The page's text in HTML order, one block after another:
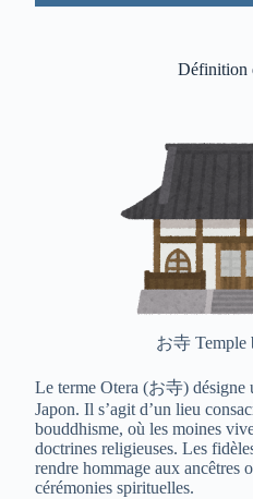
Définition
お寺 Temple
Le terme Otera (お寺) désigne
Japon. Il s’agit d’un lieu
bouddhisme, où les moines
doctrines religieuses. Les
rendre hommage aux ancêtres
cérémonies spirituelles.